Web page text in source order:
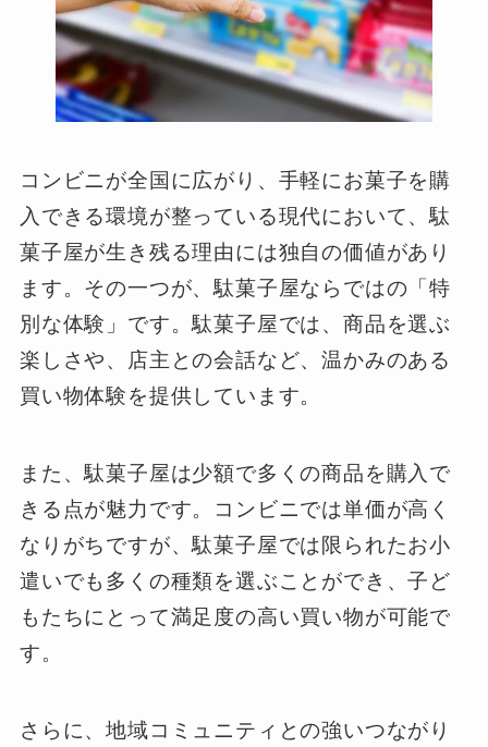
コンビニが全国に広がり、手軽にお菓子を購
入できる環境が整っている現代において、駄
菓子屋が生き残る理由には独自の価値があり
ます。その一つが、駄菓子屋ならではの「特
別な体験」です。駄菓子屋では、商品を選ぶ
楽しさや、店主との会話など、温かみのある
買い物体験を提供しています。
また、駄菓子屋は少額で多くの商品を購入で
きる点が魅力です。コンビニでは単価が高く
なりがちですが、駄菓子屋では限られたお小
遣いでも多くの種類を選ぶことができ、子ど
もたちにとって満足度の高い買い物が可能で
す。
さらに、地域コミュニティとの強いつながり